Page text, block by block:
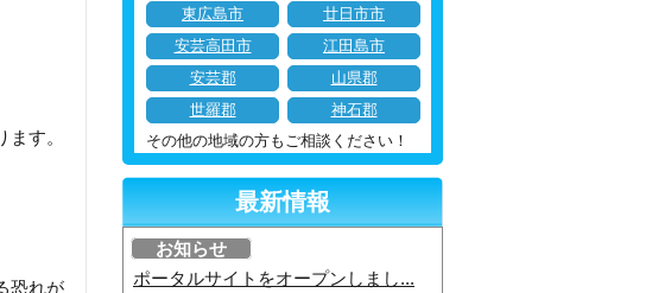
す。
恐れが
東広島市
廿日市市
安芸高田市
江田島市
安芸郡
山県郡
世羅郡
神石郡
その他の地域の方もご相談ください！
最新情報
お知らせ
ポータルサイトをオープンしまし...